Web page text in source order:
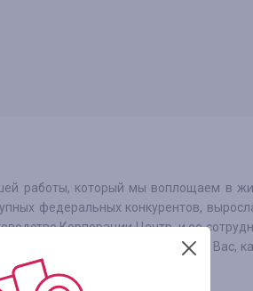
работы, который мы воплощаем в
федеральных конкурентов,
Корпорации Центр, и ее
что действительно важно для Вас,